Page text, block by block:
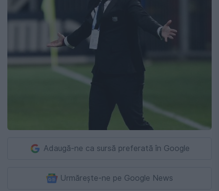
Adaugă-ne ca sursă preferată în Google
Urmărește-ne pe Google News